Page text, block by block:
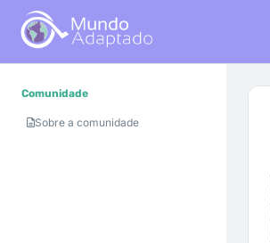
Comunidade
Sobre a comunidade